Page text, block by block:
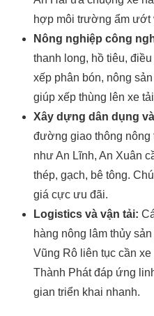
hợp môi trường ẩm ướt
Nông nghiệp công
thanh long, hồ tiêu,
xếp phân bón, nông
giúp xếp thùng lên xe
Xây dựng dân dụng
đường giao thông nông
như An Lĩnh, An Xuân
thép, gạch, bê tông.
giá cực ưu đãi.
Logistics và vận tải:
hàng nông lâm thủy
Vũng Rô liên tục cần
Thành Phát đáp ứng
gian triển khai nhanh.